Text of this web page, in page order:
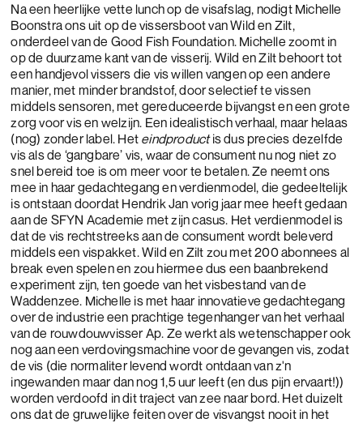
Na een heerlijke vette lunch op de visafslag, nodigt Michelle
Boonstra ons uit op de vissersboot van Wild en Zilt,
onderdeel van de Good Fish Foundation. Michelle zoomt in
op de duurzame kant van de visserij. Wild en Zilt behoort tot
een handjevol vissers die vis willen vangen op een andere
manier, met minder brandstof, door selectief te vissen
middels sensoren, met gereduceerde bijvangst en een grote
zorg voor vis en welzijn. Een idealistisch verhaal, maar helaas
(nog) zonder label. Het eindproductis dus precies dezelfde
vis als de ‘gangbare’ vis, waar de consument nu nog niet zo
snel bereid toe is om meer voor te betalen. Ze neemt ons
mee in haar gedachtegang en verdienmodel, die gedeeltelijk
is ontstaan doordat Hendrik Jan vorig jaar mee heeft gedaan
aan de SFYN Academie met zijn casus. Het verdienmodel is
dat de vis rechtstreeks aan de consument wordt beleverd
middels een vispakket. Wild en Zilt zou met 200 abonnees al
break even spelen en zou hiermee dus een baanbrekend
experiment zijn, ten goede van het visbestand van de
Waddenzee. Michelle is met haar innovatieve gedachtegang
over de industrie een prachtige tegenhanger van het verhaal
van de rouwdouwvisser Ap. Ze werkt als wetenschapper ook
nog aan een verdovingsmachine voor de gevangen vis, zodat
de vis (die normaliter levend wordt ontdaan van z'n
ingewanden maar dan nog 1,5 uur leeft (en dus pijn ervaart!))
worden verdoofd in dit traject van zee naar bord. Het duizelt
ons dat de gruwelijke feiten over de visvangst nooit in het